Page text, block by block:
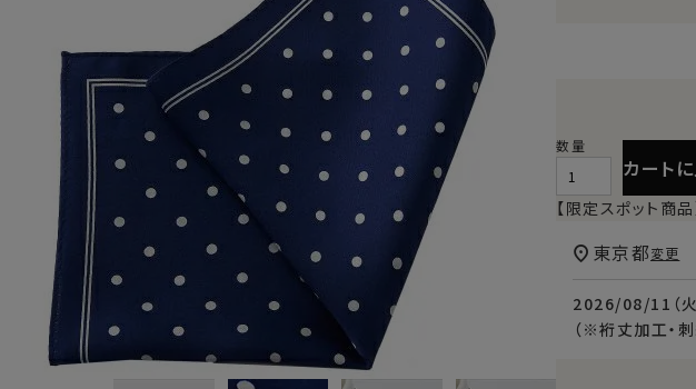
カート
【限定スポット商
2026/08/11（火
（※裄丈加工・
東京都変更